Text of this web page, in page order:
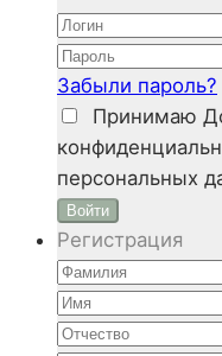
Забыли пароль?
Принимаю
персональных
Войти
Регистрация